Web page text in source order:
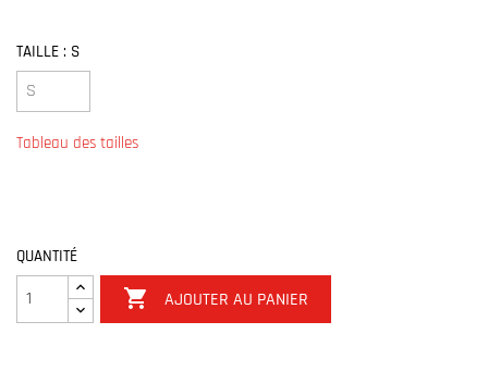
TAILLE : S
Tableau des tailles
QUANTITÉ
 AJOUTER AU PANIER